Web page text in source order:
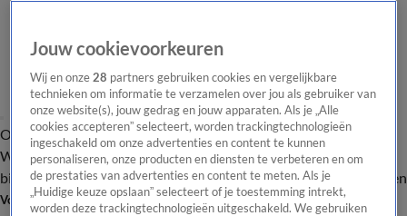
Overzicht Onze programma's Uitzendingen Onze gezichten
In de
WandelgangenInterviewsUitzending
bijwonenPodcastShopVeelgestelde vragenKijkersvraag insturen
Volg Vandaag Inside
Jouw cookievoorkeuren
Wij en onze28 partners gebruiken cookies en vergelijkbare
technieken om informatie te verzamelen over jou als gebruiker van
onze website(s), jouw gedrag en jouw apparaten. Als je „Alle
cookies accepteren” selecteert, worden trackingtechnologieën
ingeschakeld om onze advertenties en content te kunnen
personaliseren, onze producten en diensten te verbeteren en om
de prestaties van advertenties en content te meten. Als je
„Huidige keuze opslaan” selecteert of je toestemming intrekt,
worden deze trackingtechnologieën uitgeschakeld. We gebruiken